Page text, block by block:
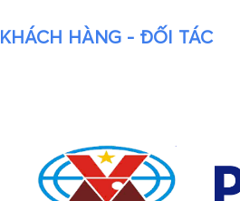
KHÁCH HÀNG - ĐỐI TÁC